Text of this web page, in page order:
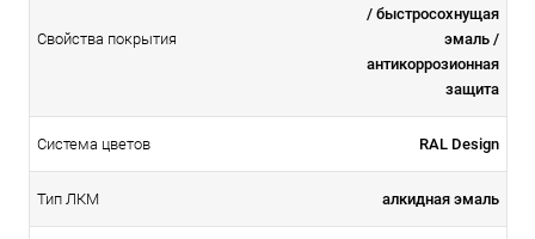
Свойства покрытия
/ быстросохнущая
эмаль /
антикоррозионная
защита
Система цветов RAL Design
Тип ЛКМ алкидная эмаль